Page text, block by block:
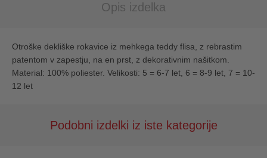
Opis izdelka
Otroške dekliške rokavice iz mehkega teddy flisa, z rebrastim
patentom v zapestju, na en prst, z dekorativnim našitkom.
Material: 100% poliester. Velikosti: 5 = 6-7 let, 6 = 8-9 let, 7 = 10-
12 let
Podobni izdelki iz iste kategorije